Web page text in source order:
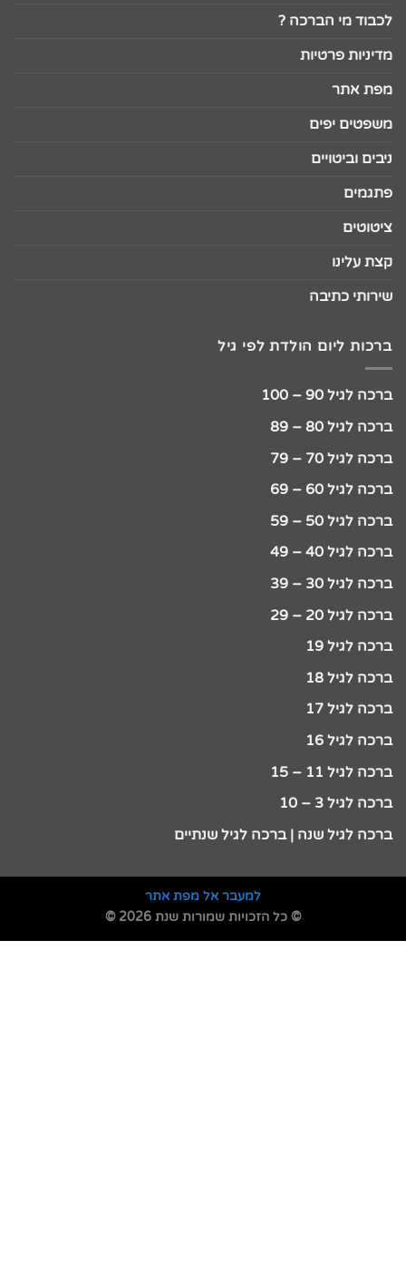
לכבוד מי הברכה ?
מדיניות פרטיות
מפת אתר
משפטים יפים
ניבים וביטויים
פתגמים
ציטוטים
קצת עלינו
שירותי כתיבה
ברכות ליום הולדת לפי גיל
ברכה לגיל 90 – 100
ברכה לגיל 80 – 89
ברכה לגיל 70 – 79
ברכה לגיל 60 – 69
ברכה לגיל 50 – 59
ברכה לגיל 40 – 49
ברכה לגיל 30 – 39
ברכה לגיל 20 – 29
ברכה לגיל 19
ברכה לגיל 18
ברכה לגיל 17
ברכה לגיל 16
ברכה לגיל 11 – 15
ברכה לגיל 3 – 10
ברכה לגיל שנה | ברכה לגיל שנתיים
למעבר אל מפת אתר
© כל הזכויות שמורות שנת 2026 ©